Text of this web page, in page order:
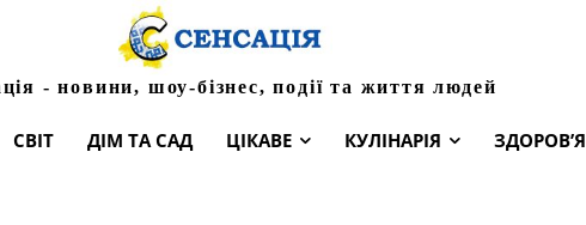
- новини, шоу-бізнес, події та життя людей
СВІТ ДІМ ТА САД ЦІКАВЕ КУЛІНАРІЯ ЗДОРОВ’Я